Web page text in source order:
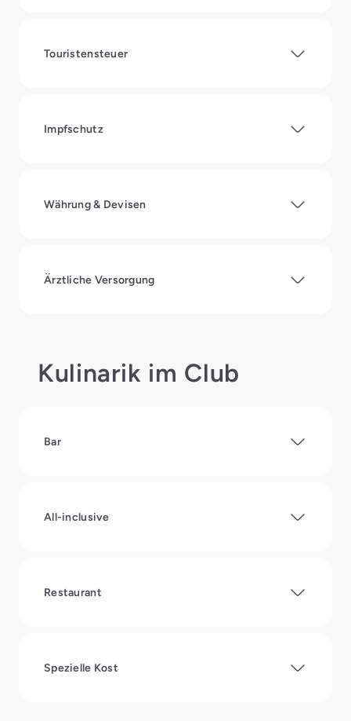
Touristensteuer
Impfschutz
Währung & Devisen
Ärztliche Versorgung
Kulinarik im Club
Bar
All-inclusive
Restaurant
Spezielle Kost